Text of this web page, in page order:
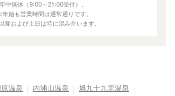
中無休（9:00～21:00受付）。
年始も営業時間は通常通りです。
降および土日は特に混み合います。
温泉 内浦山温泉
旭九十九里温泉